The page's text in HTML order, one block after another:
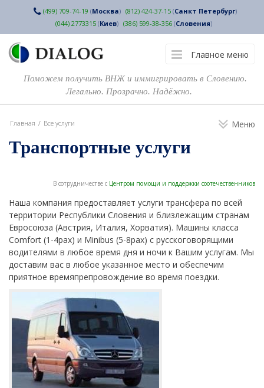
(499) 709-74-19 (Москва) (812) 424-37-15(Санкт Петербург)
(044) 2773315(Киев) (386) 599-38-356(Словения)
Главное меню
Поможем получить ВНЖ и иммигрировать в Словению.
Легально. Прозрачно. Надёжно.
Меню
Главная / Все услуги
Транспортные услуги
В сотрудничестве с Центром помощи и поддержки соотечественников
Наша компания предоставляет услуги трансфера по всей
территории Республики Словения и близлежащим странам
Евросоюза (Австрия, Италия, Хорватия). Машины класса
Comfort (1-4pax) и Minibus (5-8pax) с русскоговорящими
водителями в любое время дня и ночи к Вашим услугам. Мы
доставим вас в любое указанное место и обеспечим
приятное времяпрепровождение во время поездки.